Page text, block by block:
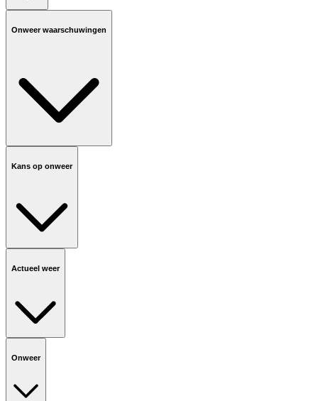
Onweer waarschuwingen
Kans op onweer
Actueel weer
Onweer